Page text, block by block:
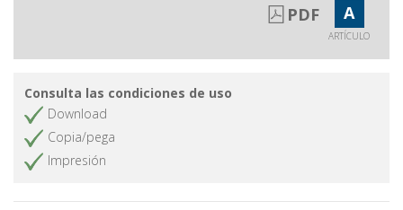
PDF A
ARTÍCULO
Consulta las condiciones de uso
Download
Copia/pega
Impresión